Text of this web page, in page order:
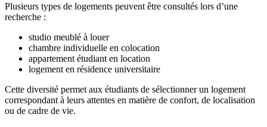
Plusieurs types de logements peuvent être consultés lors d’une
recherche :
studio meublé à louer
chambre individuelle en colocation
appartement étudiant en location
logement en résidence universitaire
Cette diversité permet aux étudiants de sélectionner un logement
correspondant à leurs attentes en matière de confort, de localisation
ou de cadre de vie.